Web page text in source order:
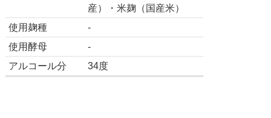
産）・米麹（国産米）
使用麹種
-
使用酵母
-
アルコール分
34度